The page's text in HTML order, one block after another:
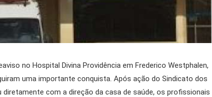
no Hospital Divina Providência em Frederico Westphalen,
uma importante conquista. Após ação do Sindicato dos
diretamente com a direção da casa de saúde, os profissionais